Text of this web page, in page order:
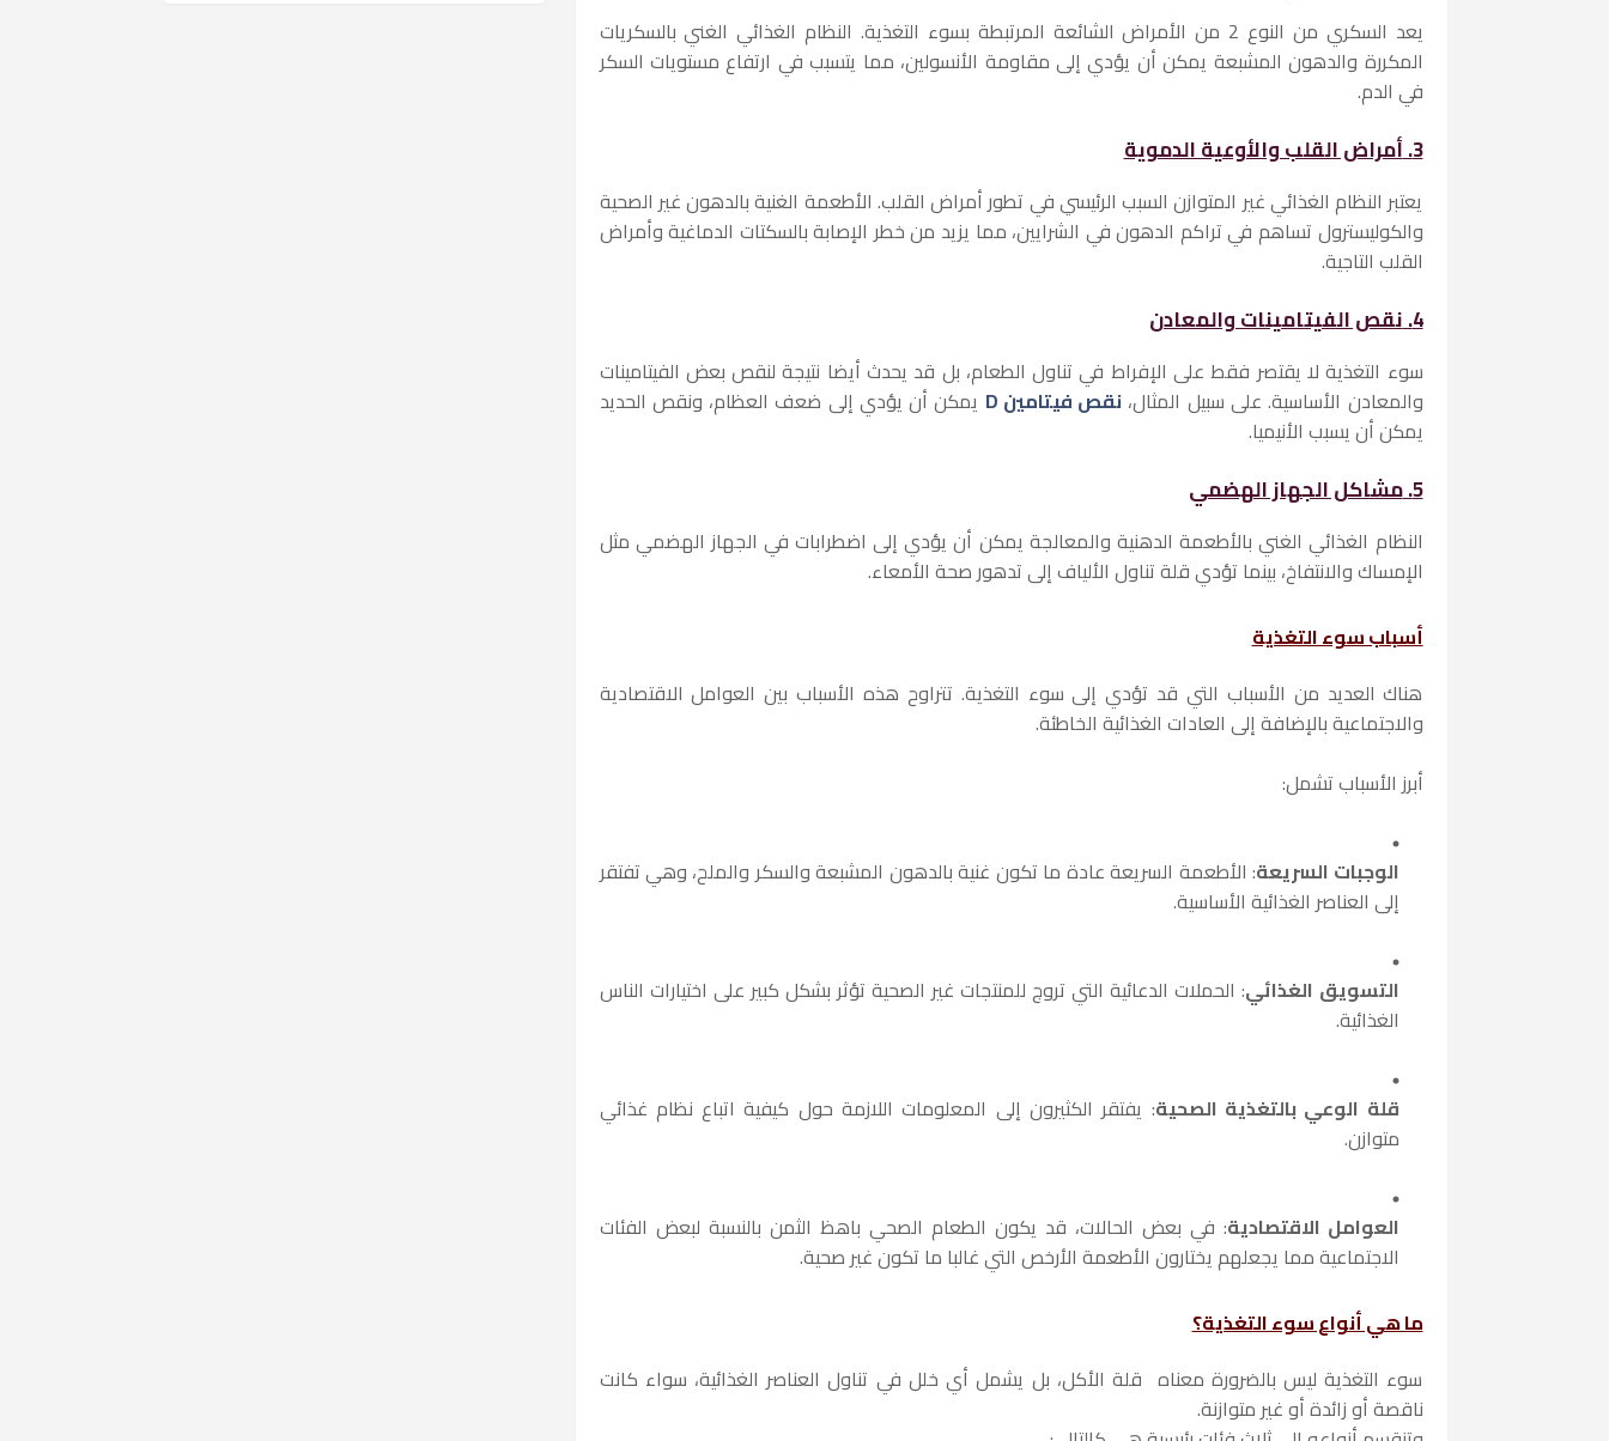
يعد السكري من النوع 2 من الأمراض الشائعة المرتبطة بسوء التغذية. النظام الغذائي الغني بالسكريات
المكررة والدهون المشبعة يمكن أن يؤدي إلى مقاومة الأنسولين، مما يتسبب في ارتفاع مستويات السكر
في الدم.
3. أمراض القلب والأوعية الدموية
يعتبر النظام الغذائي غير المتوازن السبب الرئيسي في تطور أمراض القلب. الأطعمة الغنية بالدهون غير الصحية
والكوليسترول تساهم في تراكم الدهون في الشرايين، مما يزيد من خطر الإصابة بالسكتات الدماغية وأمراض
القلب التاجية.
4. نقص الفيتامينات والمعادن
سوء التغذية لا يقتصر فقط على الإفراط في تناول الطعام، بل قد يحدث أيضا نتيجة لنقص بعض الفيتامينات
والمعادن الأساسية. على سبيل المثال، نقص فيتامين D
يمكن أن يؤدي إلى ضعف العظام، ونقص الحديد
يمكن أن يسبب الأنيميا.
5. مشاكل الجهاز الهضمي
النظام الغذائي الغني بالأطعمة الدهنية والمعالجة يمكن أن يؤدي إلى اضطرابات في الجهاز الهضمي مثل
الإمساك والانتفاخ، بينما تؤدي قلة تناول الألياف إلى تدهور صحة الأمعاء.
أسباب سوء التغذية
هناك العديد من الأسباب التي قد تؤدي إلى سوء التغذية. تتراوح هذه الأسباب بين العوامل الاقتصادية
والاجتماعية بالإضافة إلى العادات الغذائية الخاطئة.
أبرز الأسباب تشمل:
الوجبات السريعة: الأطعمة السريعة عادة ما تكون غنية بالدهون المشبعة والسكر والملح، وهي تفتقر
إلى العناصر الغذائية الأساسية.
التسويق الغذائي: الحملات الدعائية التي تروج للمنتجات غير الصحية تؤثر بشكل كبير على اختيارات الناس
الغذائية.
قلة الوعي بالتغذية الصحية: يفتقر الكثيرون إلى المعلومات اللازمة حول كيفية اتباع نظام غذائي
متوازن.
العوامل الاقتصادية: في بعض الحالات، قد يكون الطعام الصحي باهظ الثمن بالنسبة لبعض الفئات
الاجتماعية مما يجعلهم يختارون الأطعمة الأرخص التي غالبا ما تكون غير صحية.
ما هي أنواع سوء التغذية؟
سوء التغذية ليس بالضرورة معناه قلة الأكل، بل يشمل أي خلل في تناول العناصر الغذائية، سواء كانت
ناقصة أو زائدة أو غير متوازنة.